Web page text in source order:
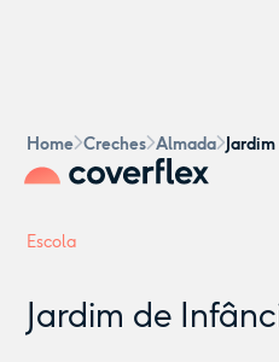
Home Creches Almada
Escola
Jardim de